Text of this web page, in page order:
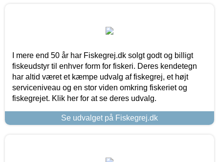
I mere end 50 år har Fiskegrej.dk solgt godt og billigt
fiskeudstyr til enhver form for fiskeri. Deres kendetegn
har altid været et kæmpe udvalg af fiskegrej, et højt
serviceniveau og en stor viden omkring fiskeriet og
fiskegrejet. Klik her for at se deres udvalg.
Se udvalget på Fiskegrej.dk